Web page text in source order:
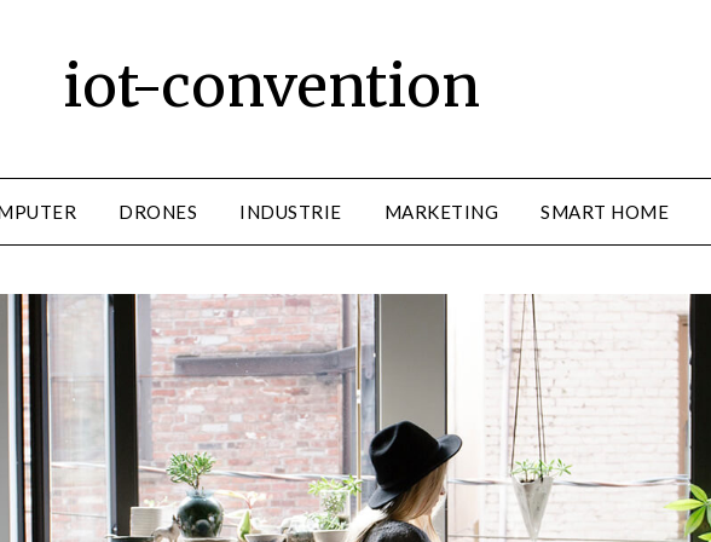
iot-convention
DRONES INDUSTRIE MARKETING SMART HOME